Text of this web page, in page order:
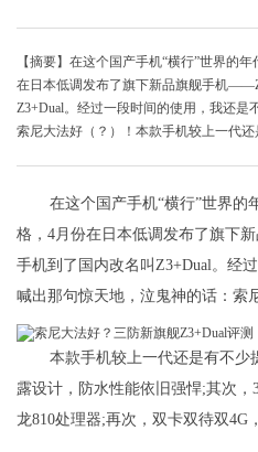
【摘要】在这个国产手机“横行”世界的
在日本低调发布了旗下新品旗舰手机
Z3+Dual。经过一段时间的使用，我还是
索尼大法好（？）！本款手机较上一代还
在这个国产手机“横行”世界的
格，4月份在日本低调发布了旗下
手机到了国内改名叫Z3+Dual。经
喊出那句惊天地，泣鬼神的话：索
本款手机较上一代还是有不少
露设计，防水性能依旧强悍;其次，
龙810处理器;再次，双卡双待双4G